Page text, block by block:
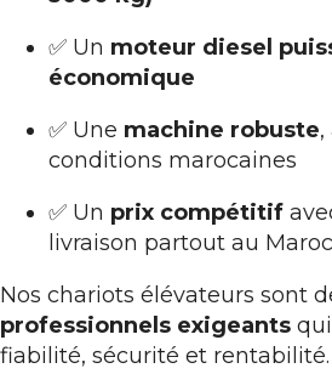
✅ Un moteur diesel
économique
✅ Une machine robuste
conditions marocaines
✅ Un prix compétitif
livraison partout au Maroc
Nos chariots élévateurs sont
professionnels exigeants
fiabilité, sécurité et rentabilité.